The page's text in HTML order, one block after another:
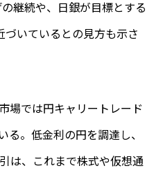
継続や、日銀が目標とする
いているとの見方も示さ
場では円キャリートレード
る。低金利の円を調達し、
は、これまで株式や仮想通